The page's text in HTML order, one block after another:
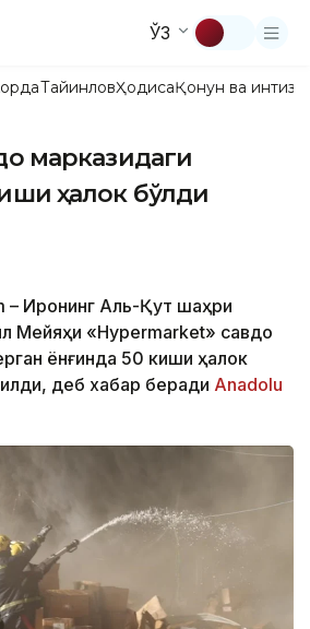
ЎЗ
ТайинловҲодисаҚонун ва
марказидаги
ҳалок бўлди
– Ироқнинг Аль-Қут шаҳри
Мейяҳи «Hypermarket» савдо
ёнғинда 50 киши ҳалок
деб хабар беради Anadolu